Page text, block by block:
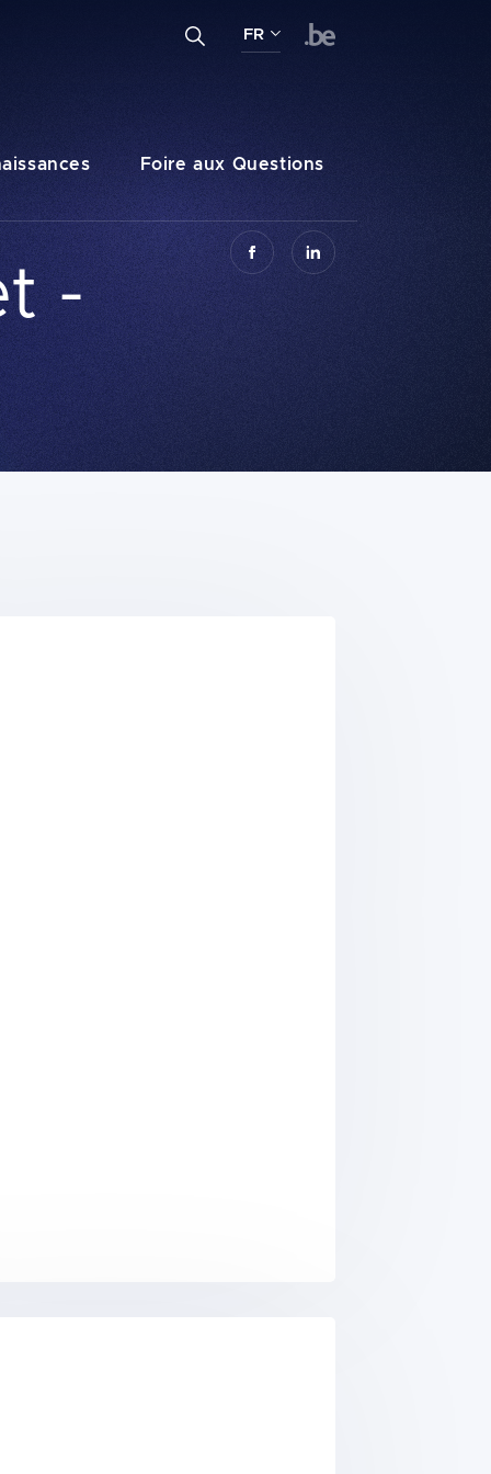
Foire aux Questions
Entrez un terme de recherche...
Recherche
FR
-